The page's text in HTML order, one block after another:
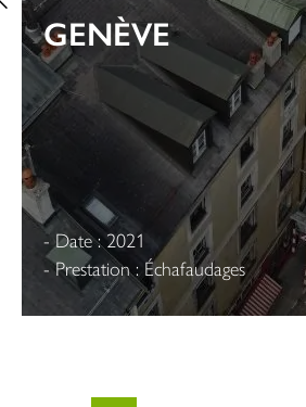
GENÈVE
- Date : 2021
- Prestation : Échafaudages